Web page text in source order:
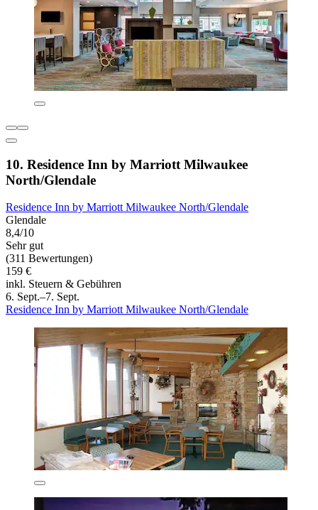
10. Residence Inn by Marriott Milwaukee
North/Glendale
Residence Inn by Marriott Milwaukee North/Glendale
Glendale
8,4/10
Sehr gut
(311 Bewertungen)
159 €
inkl. Steuern & Gebühren
6. Sept.–7. Sept.
Residence Inn by Marriott Milwaukee North/Glendale